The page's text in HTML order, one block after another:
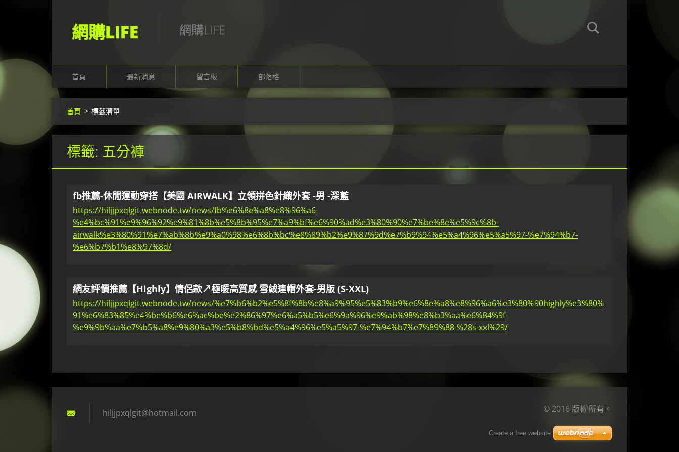
網購LIFE 網購LIFE
首頁 最新消息 留言板 部落格
首頁 > 標籤清單
標籤: 五分褲
fb推薦-休閒運動穿搭【美國 AIRWALK】立領拼色針織外套 -男 -深藍
https://hiljjpxqlgit.webnode.tw/news/fb%e6%8e%a8%e8%96%a6-
%e4%bc%91%e9%96%92%e9%81%8b%e5%8b%95%e7%a9%bf%e6%90%ad%e3%80%90%e7%be%8e%e5%9c%8b-
airwalk%e3%80%91%e7%ab%8b%e9%a0%98%e6%8b%bc%e8%89%b2%e9%87%9d%e7%b9%94%e5%a4%96%e5%a5%97-%e7%94%b7-
%e6%b7%b1%e8%97%8d/
網友評價推薦【Highly】情侶款↗極暖高質感 雪絨連帽外套-男版 (S-XXL)
https://hiljjpxqlgit.webnode.tw/news/%e7%b6%b2%e5%8f%8b%e8%a9%95%e5%83%b9%e6%8e%a8%e8%96%a6%e3%80%90highly%e3%80%
91%e6%83%85%e4%be%b6%e6%ac%be%e2%86%97%e6%a5%b5%e6%9a%96%e9%ab%98%e8%b3%aa%e6%84%9f-
%e9%9b%aa%e7%b5%a8%e9%80%a3%e5%b8%bd%e5%a4%96%e5%a5%97-%e7%94%b7%e7%89%88-%28s-xxl%29/
hiljjpxqlgit@hotmail.com © 2016 版權所有。
Create a free website